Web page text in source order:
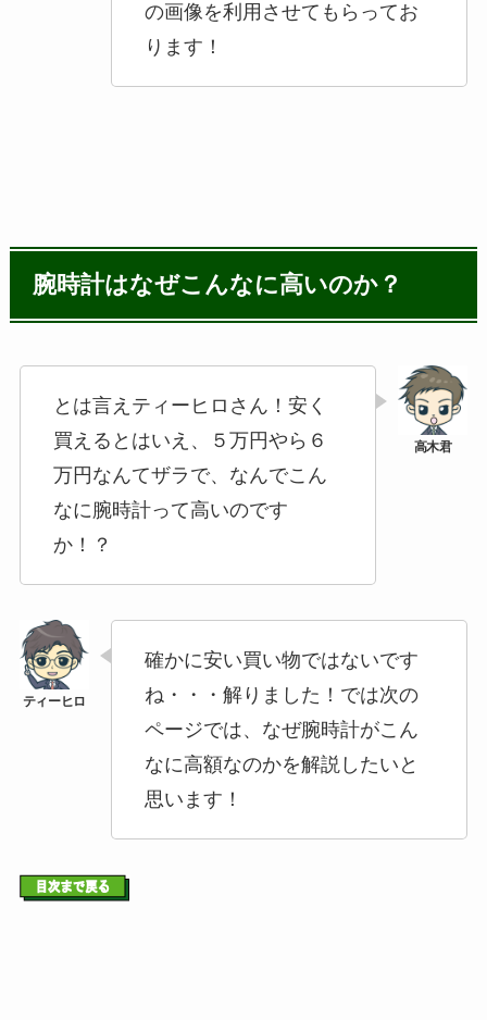
の画像を利用させてもらってお
ります！
腕時計はなぜこんなに高いのか？
とは言えティーヒロさん！安く
買えるとはいえ、５万円やら６
万円なんてザラで、なんでこん
なに腕時計って高いのです
か！？
確かに安い買い物ではないです
ね・・・解りました！では次の
ページでは、なぜ腕時計がこん
なに高額なのかを解説したいと
思います！